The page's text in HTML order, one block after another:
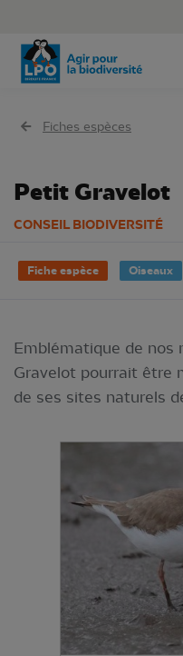
Fiches espèces
Petit Gravelot
CONSEIL BIODIVERSITÉ
Fiche espèce Oiseaux
Emblématique de nos
Gravelot pourrait être
de ses sites naturels